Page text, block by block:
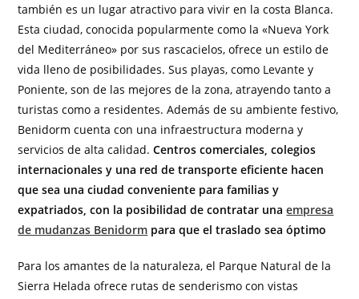
también es un lugar atractivo para vivir en la costa Blanca.
Esta ciudad, conocida popularmente como la «Nueva York
del Mediterráneo» por sus rascacielos, ofrece un estilo de
vida lleno de posibilidades. Sus playas, como Levante y
Poniente, son de las mejores de la zona, atrayendo tanto a
turistas como a residentes. Además de su ambiente festivo,
Benidorm cuenta con una infraestructura moderna y
servicios de alta calidad.Centros comerciales, colegios
internacionales y una red de transporte eficiente hacen
que sea una ciudad conveniente para familias y
expatriados, con la posibilidad de contratar unaempresa
de mudanzas Benidorm para que el traslado sea óptimo
Para los amantes de la naturaleza, el Parque Natural de la
Sierra Helada ofrece rutas de senderismo con vistas